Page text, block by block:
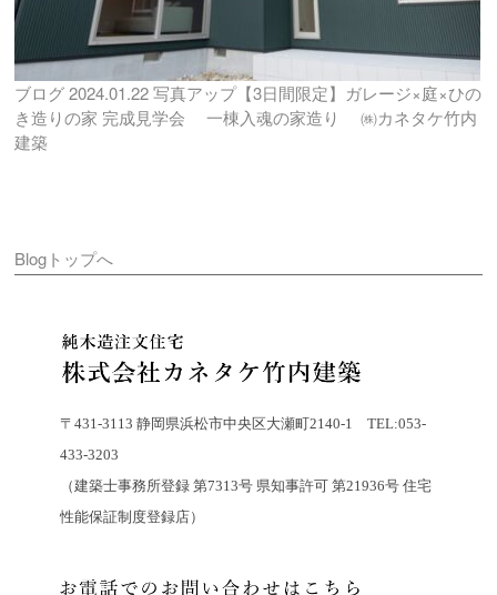
ブログ2024.01.22 写真アップ【3日間限定】ガレージ×庭×ひの
き造りの家 完成見学会 一棟入魂の家造り ㈱カネタケ竹内
建築
Blogトップへ
〒431-3113 静岡県浜松市中央区大瀬町2140-1 TEL:053-
433-3203
（建築士事務所登録 第7313号 県知事許可 第21936号 住宅
性能保証制度登録店）